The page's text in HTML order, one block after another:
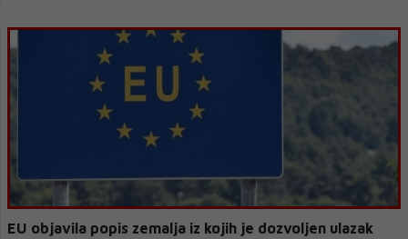
EU objavila popis zemalja iz kojih je dozvoljen ulazak